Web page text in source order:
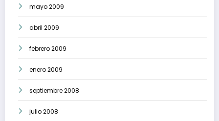
mayo 2009
abril 2009
febrero 2009
enero 2009
septiembre 2008
julio 2008